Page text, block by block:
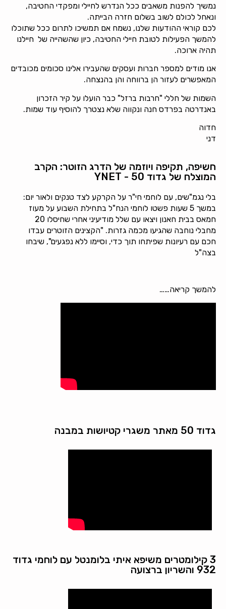
נמשיך להפנות משאבים ככל הנדרש לחיילי ומפקדי החטיבה,
ונאחל לכולם לשוב בשלום חזרה הבייתה.
לכם קוראי ההודעות שלנו, נשמח אם תמשיכו לתרום ככל שתוכלו
להמשך הפעילות לטובת חיילי החטיבה, כיון שהשהייה של חיילנו
תהיה ארוכה.
אנו מודים למספר חברות ועסקים שהעבירו אלינו סכומים מכובדים
המאפשרים לעזור הן ברווחה והן בהנצחה.
השמות של חללי "חרבות ברזל" כבר הועלו על קיר הזכרון
באנדרטה בפרדס חנה ונקווה שלא נצטרך להוסיף עוד שמות.
חדוה
דני
חשיפה, תקיפה ויוזמה של הדרג הזוטר: הקרב
המוצלח של גדוד 50 - YNET
בלי נגמ"שים, עם לוחמי חי"ר על הקרקע לצד טנקים ולאור יום:
במשך 5 שעות פשטו לוחמי הנח"ל בתחילת השבוע על מעוז
חמאס בבית חאנון ויצאו עם שלל מודיעיני אחרי שחיסלו 20
מחבלי נוחבה שהגיעו מכמה גזרות. "הקצינים הזוטרים עבדו
חכם עם רעיונות שפיתחו תוך כדי, וסיימו ללא נפגעים", שיבחו
בצה"ל
להמשך קריאה……
גדוד 50 מאתר משגרי קטיושות במבנה
3 קילומטרים משיפא איתי בלומנטל עם לוחמי גדוד
932 והשריון ברצועה